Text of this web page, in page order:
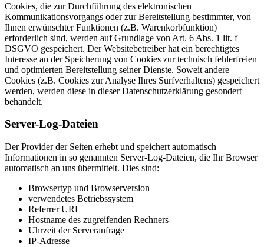
Cookies, die zur Durchführung des elektronischen
Kommunikationsvorgangs oder zur Bereitstellung bestimmter, von
Ihnen erwünschter Funktionen (z.B. Warenkorbfunktion)
erforderlich sind, werden auf Grundlage von Art. 6 Abs. 1 lit. f
DSGVO gespeichert. Der Websitebetreiber hat ein berechtigtes
Interesse an der Speicherung von Cookies zur technisch fehlerfreien
und optimierten Bereitstellung seiner Dienste. Soweit andere
Cookies (z.B. Cookies zur Analyse Ihres Surfverhaltens) gespeichert
werden, werden diese in dieser Datenschutzerklärung gesondert
behandelt.
Server-Log-Dateien
Der Provider der Seiten erhebt und speichert automatisch
Informationen in so genannten Server-Log-Dateien, die Ihr Browser
automatisch an uns übermittelt. Dies sind:
Browsertyp und Browserversion
verwendetes Betriebssystem
Referrer URL
Hostname des zugreifenden Rechners
Uhrzeit der Serveranfrage
IP-Adresse